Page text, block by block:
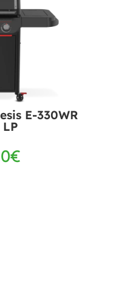
E-330WR
€